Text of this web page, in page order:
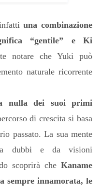
una combinazione
“gentile” e Ki
notare che Yuki può
naturale ricorrente
nulla dei suoi primi
di crescita si basa
passato. La sua mente
dubbi e da visioni
scoprirà che Kaname
sempre innamorata, le